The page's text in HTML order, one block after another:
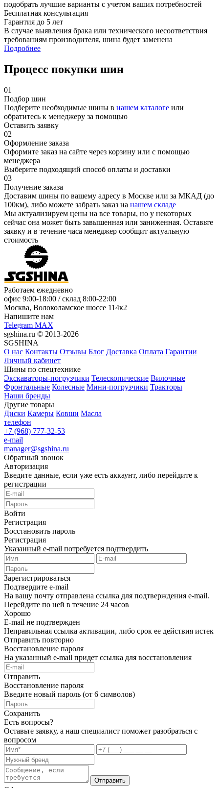
подобрать лучшие варианты с учетом ваших потребностей
Бесплатная консультация
Гарантия до 5 лет
В случае выявления брака или технического несоответствия
требованиям производителя, шина будет заменена
Подробнее
Процесс покупки шин
01
Подбор шин
Подберите необходимые шины в нашем каталоге или
обратитесь к менеджеру за помощью
Оставить заявку
02
Оформление заказа
Оформите заказ на сайте через корзину или с помощью
менеджера
Выберите подходящий способ оплаты и доставки
03
Получение заказа
Доставим шины по вашему адресу в Москве или за МКАД (до
100км), либо можете забрать заказ на нашем складе
Мы актуализируем цены на все товары, но у некоторых
сейчас она может быть завышенная или заниженная. Оставьте
заявку и в течение часа менеджер сообщит актуальную
стоимость
Работаем ежедневно
офис 9:00-18:00 / склад 8:00-22:00
Москва, Волоколамское шоссе 114к2
Напишите нам
Telegram MAX
sgshina.ru © 2013-2026
SGSHINA
О нас Контакты Отзывы Блог Доставка Оплата Гарантии
Личный кабинет
Шины по спецтехнике
Экскаваторы-погрузчики Телескопические Вилочные
Фронтальные Колесные Мини-погрузчики Тракторы
Наши бренды
Другие товары
Диски Камеры Ковши Масла
телефон
+7 (968) 777-32-53
e-mail
manager@sgshina.ru
Обратный звонок
Авторизация
Введите данные, если уже есть аккаунт, либо перейдите к
регистрации
Войти
Регистрация
Восстановить пароль
Регистрация
Указанный e-mail потребуется подтвердить
Зарегистрироваться
Подтвердите e-mail
На вашу почту отправлена ссылка для подтверждения e-mail.
Перейдите по ней в течение 24 часов
Хорошо
E-mail не подтвержден
Неправильная ссылка активации, либо срок ее действия истек
Отправить повторно
Восстановление пароля
На указанный e-mail придет ссылка для восстановления
Отправить
Восстановление пароля
Введите новый пароль (от 6 символов)
Сохранить
Есть вопросы?
Оставьте заявку, а наш специалист поможет разобраться с
вопросом
Отправить